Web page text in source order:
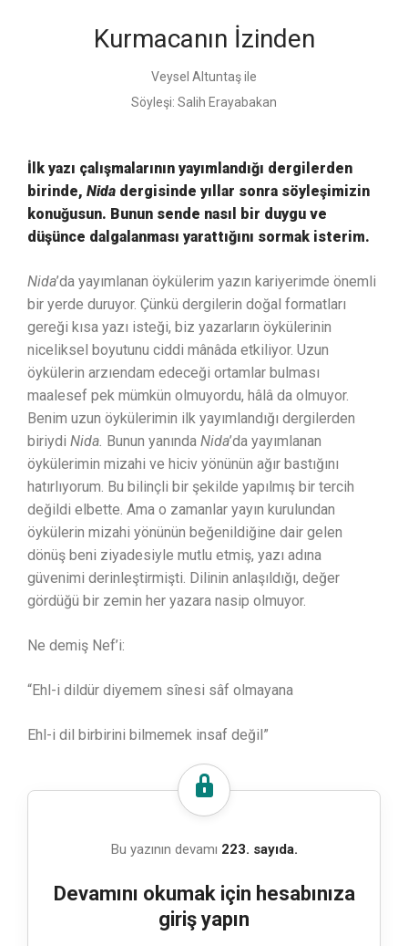
Kurmacanın İzinden
Veysel Altuntaş ile
Söyleşi: Salih Erayabakan
İlk yazı çalışmalarının yayımlandığı dergilerden
birinde, Nida dergisinde yıllar sonra söyleşimizin
konuğusun. Bunun sende nasıl bir duygu ve
düşünce dalgalanması yarattığını sormak isterim.
Nida’da yayımlanan öykülerim yazın kariyerimde önemli
bir yerde duruyor. Çünkü dergilerin doğal formatları
gereği kısa yazı isteği, biz yazarların öykülerinin
niceliksel boyutunu ciddi mânâda etkiliyor. Uzun
öykülerin arzıendam edeceği ortamlar bulması
maalesef pek mümkün olmuyordu, hâlâ da olmuyor.
Benim uzun öykülerimin ilk yayımlandığı dergilerden
biriydi Nida. Bunun yanında Nida’da yayımlanan
öykülerimin mizahi ve hiciv yönünün ağır bastığını
hatırlıyorum. Bu bilinçli bir şekilde yapılmış bir tercih
değildi elbette. Ama o zamanlar yayın kurulundan
öykülerin mizahi yönünün beğenildiğine dair gelen
dönüş beni ziyadesiyle mutlu etmiş, yazı adına
güvenimi derinleştirmişti. Dilinin anlaşıldığı, değer
gördüğü bir zemin her yazara nasip olmuyor.
Ne demiş Nef’i:
“Ehl-i dildür diyemem sînesi sâf olmayana
Ehl-i dil birbirini bilmemek insaf değil”
Bu yazının devamı 223. sayıda.
Devamını okumak için hesabınıza
giriş yapın